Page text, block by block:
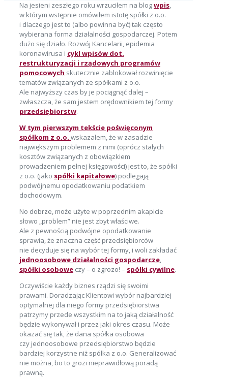
Na jesieni zeszłego roku wrzuciłem na blogwpis,
w którym wstępnie omówiłem istotę spółki z o.o.
i dlaczego jest to (albo powinna być) tak często
wybierana forma działalności gospodarczej. Potem
dużo się działo. Rozwój Kancelarii, epidemia
koronawirusa i cykl wpisów dot.
restrukturyzacji i rządowych programów
pomocowych skutecznie zablokował rozwinięcie
tematów związanych ze spółkami z o.o.
Ale najwyższy czas by je pociągnąć dalej –
zwłaszcza, że sam jestem orędownikiem tej formy
przedsiębiorstw.
W tym pierwszym tekście poświęconym
spółkom z o.o. wskazałem, że w zasadzie
największym problemem z nimi (oprócz stałych
kosztów związanych z obowiązkiem
prowadzeniem pełnej księgowości) jest to, że spółki
z o.o. (jako spółki kapitałowe) podlegają
podwójnemu opodatkowaniu podatkiem
dochodowym.
No dobrze, może użyte w poprzednim akapicie
słowo „problem” nie jest zbyt właściwe.
Ale z pewnością podwójne opodatkowanie
sprawia, że znaczna część przedsiębiorców
nie decyduje się na wybór tej formy, i woli zakładać
jednoosobowe działalności gospodarcze,
spółki osobowe czy – o zgrozo! – spółki cywilne.
Oczywiście każdy biznes rządzi się swoimi
prawami. Doradzając Klientowi wybór najbardziej
optymalnej dla niego formy przedsiębiorstwa
patrzymy przede wszystkim na to jaką działalność
będzie wykonywał i przez jaki okres czasu. Może
okazać się tak, że dana spółka osobowa
czy jednoosobowe przedsiębiorstwo będzie
bardziej korzystne niż spółka z o.o. Generalizować
nie można, bo to grozi nieprawidłową poradą
prawną.